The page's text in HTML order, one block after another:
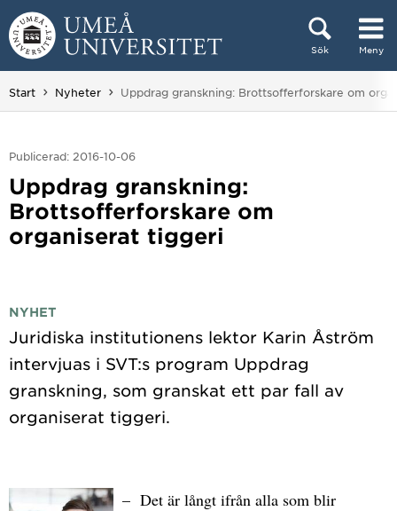
Hoppa direkt till innehållet
Sök Meny
Huvudmenyn dold.
Start Nyheter Du är här:
Uppdrag granskning: Brottsofferforskare om
Publicerad: 2016-10-06
Uppdrag granskning:
Brottsofferforskare om
organiserat tiggeri
NYHET
Juridiska institutionens lektor Karin Åström
intervjuas i SVT:s program Uppdrag
granskning, som granskat ett par fall av
– Det är långt ifrån alla som blir